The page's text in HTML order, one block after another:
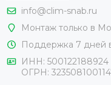
info@clim-snab.ru
Монтаж только в
Поддержка 7 дней
ИНН: 500122188924
ОГРН: